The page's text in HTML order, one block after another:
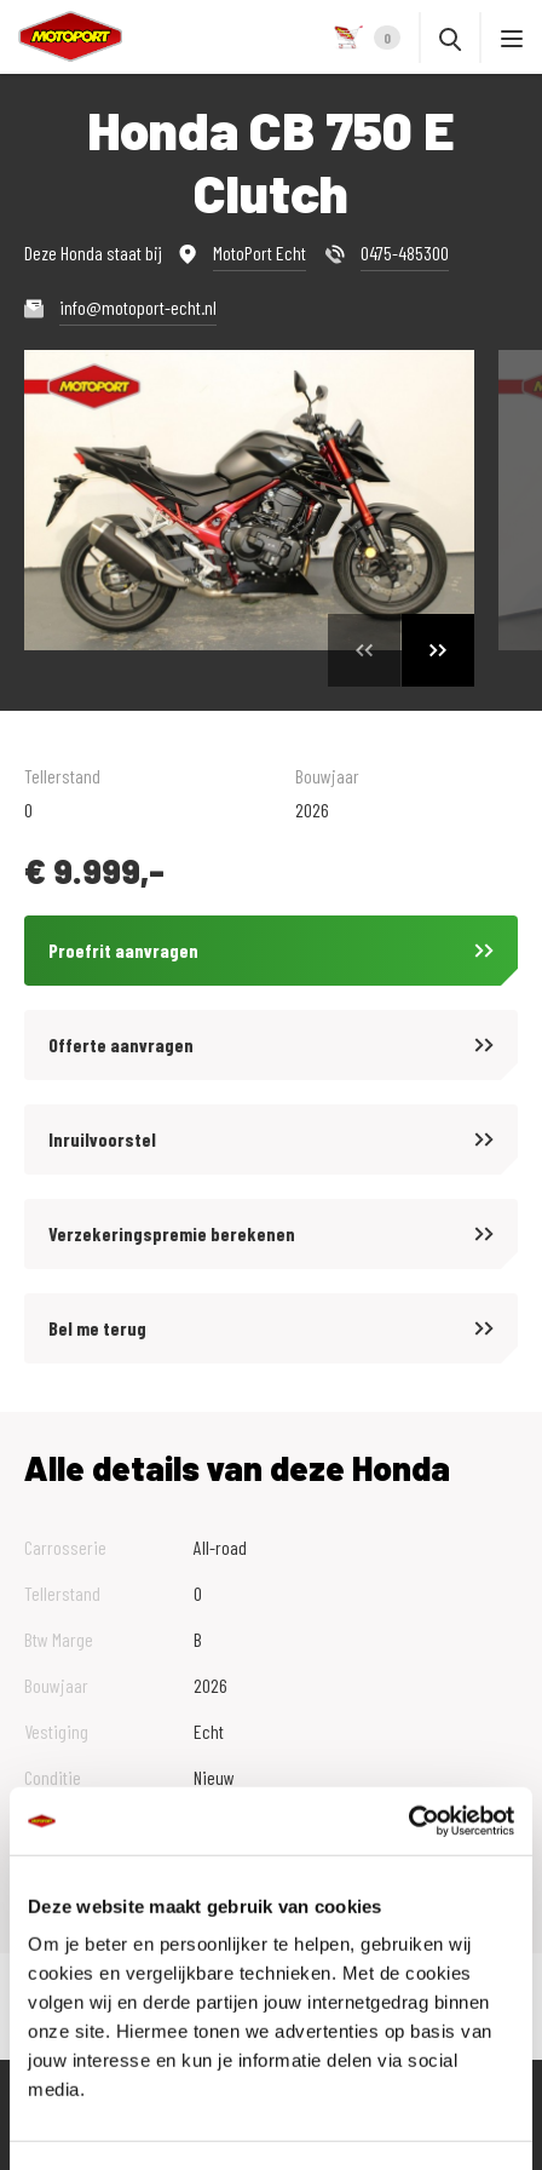
Deze website maakt gebruik van cookies
Om je beter en persoonlijker te helpen, gebruiken wij
cookies en vergelijkbare technieken. Met de cookies
volgen wij en derde partijen jouw internetgedrag binnen
onze site. Hiermee tonen we advertenties op basis van
jouw interesse en kun je informatie delen via social
media.
0
Honda CB 750 E
Clutch
Deze Honda staat bij MotoPort Echt 0475-485300
info@motoport-echt.nl
Tellerstand
0
Bouwjaar
2026
€ 9.999,-
Proefrit aanvragen
Offerte aanvragen
Inruilvoorstel
Verzekeringspremie berekenen
Bel me terug
Alle details van deze Honda
Carrosserie
All-road
Tellerstand
0
Btw Marge
B
Bouwjaar
2026
Vestiging
Echt
Conditie
Nieuw
Rijbewijs type